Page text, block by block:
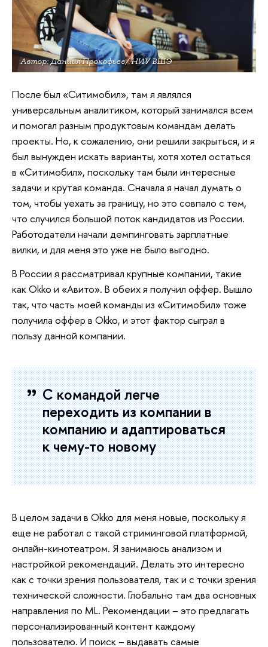
Автор: Даниил Прокофьев/ НИУ ВШЭ
После был «Ситимобил», там я являлся
универсальным аналитиком, который занимался всем
и помогал разным продуктовым командам делать
проекты. Но, к сожалению, они решили закрыться, и я
был вынужден искать варианты, хотя хотел остаться
в «Ситимобил», поскольку там были интересные
задачи и крутая команда. Сначала я начал думать о
том, чтобы уехать за границу, но это совпало с тем,
что случился большой поток кандидатов из России.
Работодатели начали демпинговать зарплатные
вилки, и для меня это уже не было выгодно.
В России я рассматривал крупные компании, такие
как Okko и «Авито». В обеих я получил оффер. Вышло
так, что часть моей команды из «Ситимобил» тоже
получила оффер в Okko, и этот фактор сыграл в
пользу данной компании.
С командой легче
переходить из компании в
компанию и адаптироваться
к чему-то новому
В целом задачи в Okko для меня новые, поскольку я
еще не работал с такой стриминговой платформой,
онлайн-кинотеатром. Я занимаюсь анализом и
настройкой рекомендаций. Делать это интересно
как с точки зрения пользователя, так и с точки зрения
технической сложности. Глобально там два основных
направления по ML. Рекомендации – это предлагать
персонализированный контент каждому
пользователю. И поиск – выдавать самые